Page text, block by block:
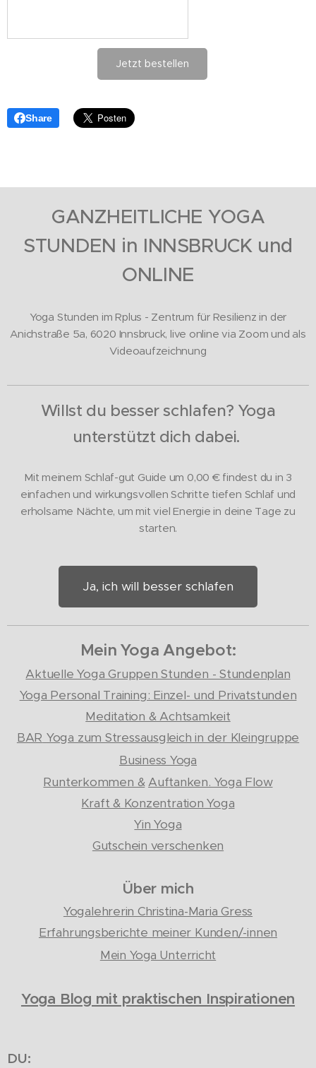
Jetzt bestellen
Share
GANZHEITLICHE YOGA
STUNDEN in INNSBRUCK und
ONLINE
Yoga Stunden im Rplus - Zentrum für Resilienz in der
Anichstraße 5a, 6020 Innsbruck, live online via Zoom und als
Videoaufzeichnung
Willst du besser schlafen? Yoga
unterstützt dich dabei.
Mit meinem Schlaf-gut Guide um 0,00 € findest du in 3
einfachen und wirkungsvollen Schritte tiefen Schlaf und
erholsame Nächte, um mit viel Energie in deine Tage zu
starten.
Ja, ich will besser schlafen
Mein Yoga Angebot:
Aktuelle Yoga Gruppen Stunden - Stundenplan
Yoga Personal Training: Einzel- und Privatstunden
Meditation & Achtsamkeit
BAR Yoga zum Stressausgleich in der Kleingruppe
Business Yoga
Runterkommen & Auftanken. Yoga Flow
Kraft & Konzentration Yoga
Yin Yoga
Gutschein verschenken
Über mich
Yogalehrerin Christina-Maria Gress
Erfahrungsberichte meiner Kunden/-innen
Mein Yoga Unterricht
Yoga Blog mit praktischen Inspirationen
DU: